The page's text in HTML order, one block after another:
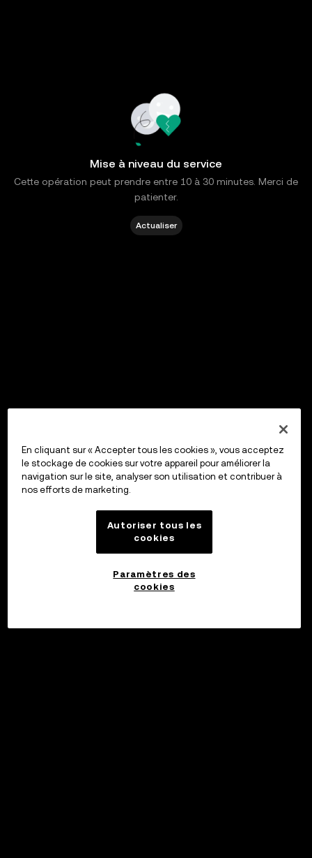
Mise à niveau du service
Cette opération peut prendre entre 10 à 30 minutes. Merci de
patienter.
Actualiser
En cliquant sur « Accepter tous les cookies », vous acceptez
le stockage de cookies sur votre appareil pour améliorer la
navigation sur le site, analyser son utilisation et contribuer à
nos efforts de marketing.
Autoriser tous les
cookies
Paramètres des
cookies